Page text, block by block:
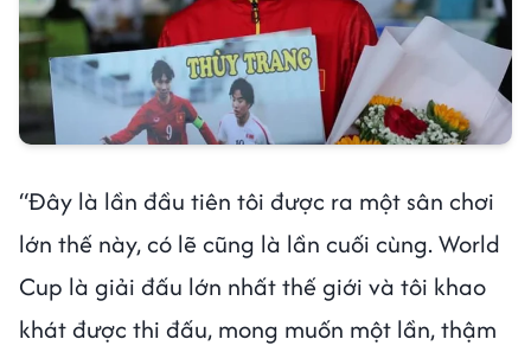
“Đây là lần đầu tiên tôi được ra một sân chơi
lớn thế này, có lẽ cũng là lần cuối cùng. World
Cup là giải đấu lớn nhất thế giới và tôi khao
khát được thi đấu, mong muốn một lần, thậm